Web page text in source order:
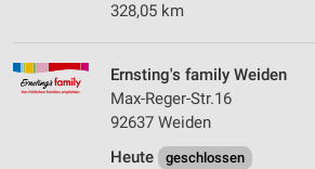
328,05 km
Ernsting's family Weiden
Max-Reger-Str.16
92637 Weiden
Heute
geschlossen